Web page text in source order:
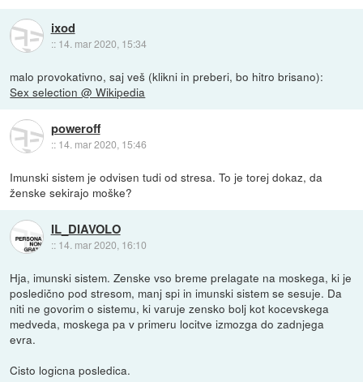
ixod
:: 14. mar 2020, 15:34
malo provokativno, saj veš (klikni in preberi, bo hitro brisano):
Sex selection @ Wikipedia
poweroff
:: 14. mar 2020, 15:46
Imunski sistem je odvisen tudi od stresa. To je torej dokaz, da
ženske sekirajo moške?
IL_DIAVOLO
:: 14. mar 2020, 16:10
Hja, imunski sistem. Zenske vso breme prelagate na moskega, ki je
posledično pod stresom, manj spi in imunski sistem se sesuje. Da
niti ne govorim o sistemu, ki varuje zensko bolj kot kocevskega
medveda, moskega pa v primeru locitve izmozga do zadnjega
evra.
Cisto logicna posledica.